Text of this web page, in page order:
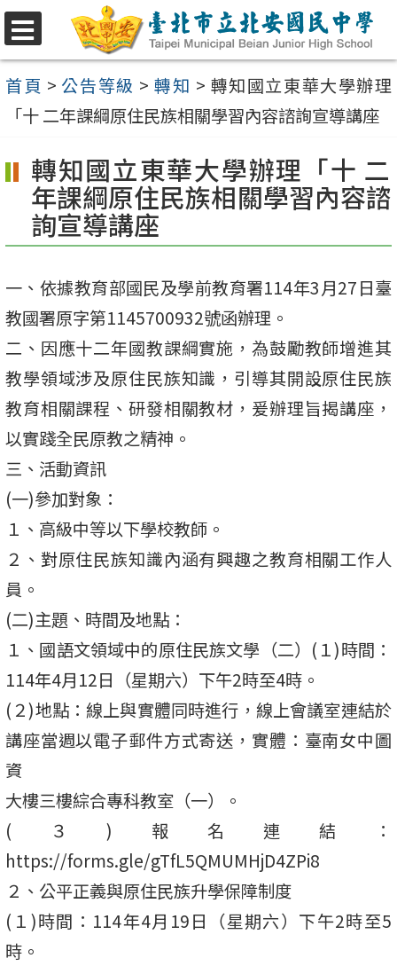
選
單
跳
至
主
容
首頁 > 公告等級 >轉知 > 轉知國立東華大學辦理
「十 二年課綱原住民族相關學習內容諮詢宣導講座
轉知國立東華大學辦理「十 二
年課綱原住民族相關學習內容諮
詢宣導講座
一、依據教育部國民及學前教育署114年3月27日臺
教國署原字第1145700932號函辦理。
二、因應十二年國教課綱實施，為鼓勵教師增進其
教學領域涉及原住民族知識，引導其開設原住民族
教育相關課程、研發相關教材，爰辦理旨揭講座，
以實踐全民原教之精神。
三、活動資訊
(一)參加對象：
１、高級中等以下學校教師。
２、對原住民族知識內涵有興趣之教育相關工作人
員。
(二)主題、時間及地點：
１、國語文領域中的原住民族文學（二）(１)時間：
114年4月12日（星期六）下午2時至4時。
(２)地點：線上與實體同時進行，線上會議室連結於
講座當週以電子郵件方式寄送，實體：臺南女中圖
資
大樓三樓綜合專科教室（一）。
(３)報名連結：
https://forms.gle/gTfL5QMUMHjD4ZPi8
２、公平正義與原住民族升學保障制度
(１)時間：114年4月19日（星期六）下午2時至5
時。